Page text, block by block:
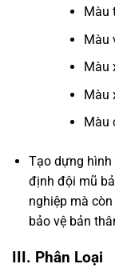
Màu
Màu
Màu
Màu
Màu
Tạo dựng hình
định đội mũ
nghiệp mà
bảo vệ bản
III. Phân Loại